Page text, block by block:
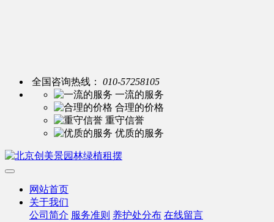
全国咨询热线：
010-57258105
一流的服务
合理的价格
重守信誉
优质的服务
网站首页
关于我们
公司简介 服务准则 养护处分布 在线留言